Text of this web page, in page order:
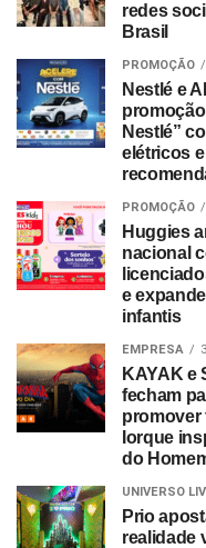
redes
Brasil
PROMOÇÃO
Nestlé e
Nestlé”
elétricos
PROMOÇÃO
Huggies
nacional
e
infantis
EMPRESA
KAYAK e
fecham
promover
Iorque
do
UNIVERSO
Prio
realidade